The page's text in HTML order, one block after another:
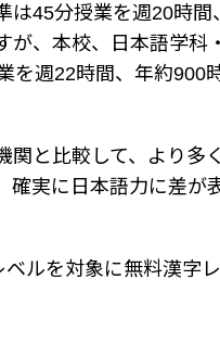
は45分授業を週20時間
が、本校、日本語学科
を週22時間、年約900
関と比較して、より多
確実に日本語力に差が
ルを対象に無料漢字